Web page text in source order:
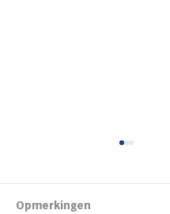
Kipsalon
Opmerkingen